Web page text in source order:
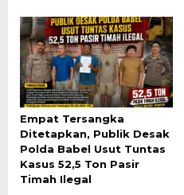
Empat Tersangka
Ditetapkan, Publik Desak
Polda Babel Usut Tuntas
Kasus 52,5 Ton Pasir
Timah Ilegal